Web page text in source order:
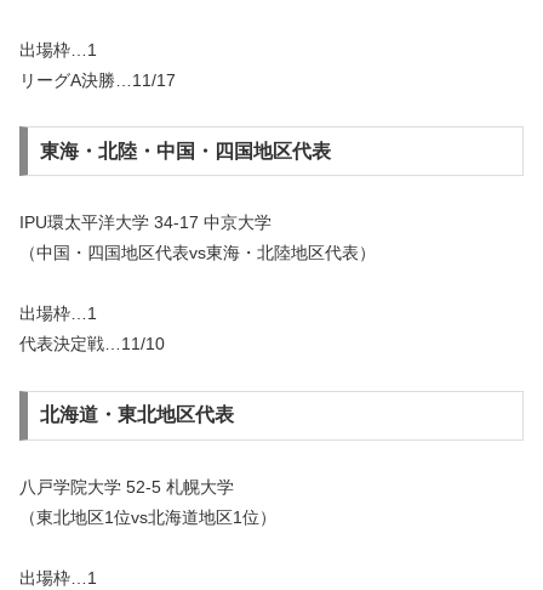
出場枠…1
リーグA決勝…11/17
東海・北陸・中国・四国地区代表
IPU環太平洋⼤学 34-17 中京大学
（中国・四国地区代表vs東海・北陸地区代表）
出場枠…1
代表決定戦…11/10
北海道・東北地区代表
八戸学院大学 52-5 札幌大学
（東北地区1位vs北海道地区1位）
出場枠…1